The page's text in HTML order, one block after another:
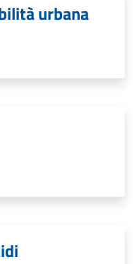
urbana